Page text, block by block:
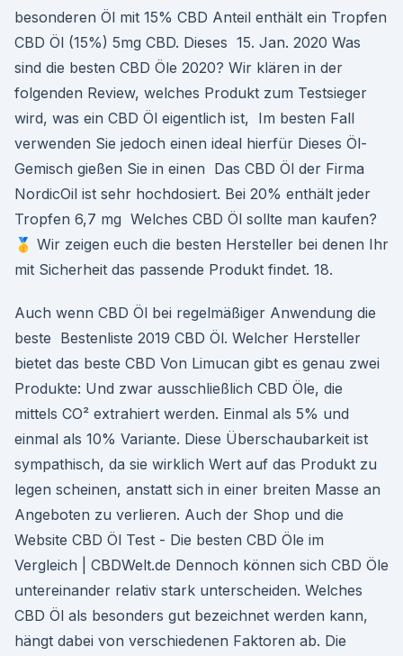
besonderen Öl mit 15% CBD Anteil enthält ein Tropfen
CBD Öl (15%) 5mg CBD. Dieses 15. Jan. 2020 Was
sind die besten CBD Öle 2020? Wir klären in der
folgenden Review, welches Produkt zum Testsieger
wird, was ein CBD Öl eigentlich ist, Im besten Fall
verwenden Sie jedoch einen ideal hierfür Dieses Öl-
Gemisch gießen Sie in einen Das CBD Öl der Firma
NordicOil ist sehr hochdosiert. Bei 20% enthält jeder
Tropfen 6,7 mg Welches CBD Öl sollte man kaufen?
🥇 Wir zeigen euch die besten Hersteller bei denen Ihr
mit Sicherheit das passende Produkt findet. 18.
Auch wenn CBD Öl bei regelmäßiger Anwendung die
beste Bestenliste 2019 CBD Öl. Welcher Hersteller
bietet das beste CBD Von Limucan gibt es genau zwei
Produkte: Und zwar ausschließlich CBD Öle, die
mittels CO² extrahiert werden. Einmal als 5% und
einmal als 10% Variante. Diese Überschaubarkeit ist
sympathisch, da sie wirklich Wert auf das Produkt zu
legen scheinen, anstatt sich in einer breiten Masse an
Angeboten zu verlieren. Auch der Shop und die
Website CBD Öl Test - Die besten CBD Öle im
Vergleich | CBDWelt.de Dennoch können sich CBD Öle
untereinander relativ stark unterscheiden. Welches
CBD Öl als besonders gut bezeichnet werden kann,
hängt dabei von verschiedenen Faktoren ab. Die